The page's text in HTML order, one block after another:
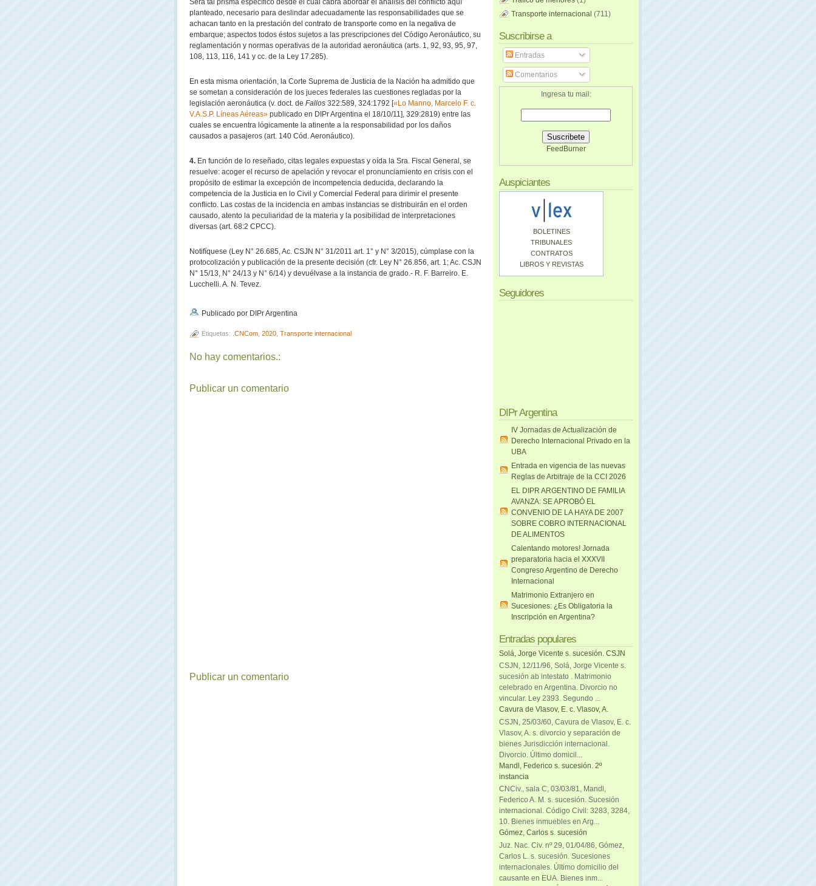
Será tal prisma específico desde el cual cabrá abordar el análisis del conflicto aquí
planteado, necesario para deslindar adecuadamente las responsabilidades que se
achacan tanto en la prestación del contrato de transporte como en la negativa de
embarque; aspectos todos éstos sujetos a las prescripciones del Código Aeronáutico, su
reglamentación y normas operativas de la autoridad aeronáutica (arts. 1, 92, 93, 95, 97,
108, 113, 116, 141 y cc. de la Ley 17.285).
En esta misma orientación, la Corte Suprema de Justicia de la Nación ha admitido que
se sometan a consideración de los jueces federales las cuestiones regladas por la
legislación aeronáutica (v. doct. de Fallos 322:589, 324:1792 [«Lo Manno, Marcelo F. c.
V.A.S.P. Líneas Aéreas» publicado en DIPr Argentina el 18/10/11], 329:2819) entre las
cuales se encuentra lógicamente la atinente a la responsabilidad por los daños
causados a pasajeros (art. 140 Cód. Aeronáutico).
4. En función de lo reseñado, citas legales expuestas y oída la Sra. Fiscal General, se
resuelve: acoger el recurso de apelación y revocar el pronunciamiento en crisis con el
propósito de estimar la excepción de incompetencia deducida, declarando la
competencia de la Justicia en lo Civil y Comercial Federal para dirimir el presente
conflicto. Las costas de la incidencia en ambas instancias se distribuirán en el orden
causado, atento la peculiaridad de la materia y la posibilidad de interpretaciones
diversas (art. 68:2 CPCC).
Notifíquese (Ley N° 26.685, Ac. CSJN N° 31/2011 art. 1° y N° 3/2015), cúmplase con la
protocolización y publicación de la presente decisión (cfr. Ley N° 26.856, art. 1; Ac. CSJN
N° 15/13, N° 24/13 y N° 6/14) y devuélvase a la instancia de grado.- R. F. Barreiro. E.
Lucchelli. A. N. Tevez.
Publicado por DIPr Argentina
Etiquetas: .CNCom 2020 Transporte internacional
No hay comentarios.:
Publicar un comentario
Publicar un comentario
Transporte internacional (711)
Suscribirse a
Entradas
Comentarios
Ingresa tu mail:
FeedBurner
Auspiciantes
BOLETINES
TRIBUNALES
CONTRATOS
LIBROS Y REVISTAS
Seguidores
DIPr Argentina
IV Jornadas de Actualización de
Derecho Internacional Privado en la
UBA
Entrada en vigencia de las nuevas
Reglas de Arbitraje de la CCI 2026
EL DIPR ARGENTINO DE FAMILIA
AVANZA: SE APROBÓ EL
CONVENIO DE LA HAYA DE 2007
SOBRE COBRO INTERNACIONAL
DE ALIMENTOS
Calentando motores! Jornada
preparatoria hacia el XXXVII
Congreso Argentino de Derecho
Internacional
Matrimonio Extranjero en
Sucesiones: ¿Es Obligatoria la
Inscripción en Argentina?
Entradas populares
Solá, Jorge Vicente s. sucesión. CSJN
CSJN, 12/11/96, Solá, Jorge Vicente s.
sucesión ab intestato . Matrimonio
celebrado en Argentina. Divorcio no
vincular. Ley 2393. Segundo ...
Cavura de Vlasov, E. c. Vlasov, A.
CSJN, 25/03/60, Cavura de Vlasov, E. c.
Vlasov, A. s. divorcio y separación de
bienes Jurisdicción internacional.
Divorcio. Último domicil...
Mandl, Federico s. sucesión. 2º
instancia
CNCiv., sala C, 03/03/81, Mandl,
Federico A. M. s. sucesión. Sucesión
internacional. Código Civil: 3283, 3284,
10. Bienes inmuebles en Arg...
Gómez, Carlos s. sucesión
Juz. Nac. Civ. nº 29, 01/04/86, Gómez,
Carlos L. s. sucesión. Sucesiones
internacionales. Último domicilio del
causante en EUA. Bienes inm...